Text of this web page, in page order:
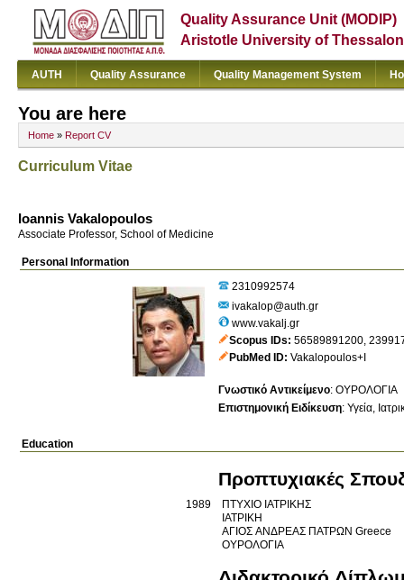
Quality Assurance Unit (MODIP)
Aristotle University of
AUTH Quality Assurance Quality Management System
You are here
Home » Report CV
Curriculum Vitae
Ioannis Vakalopoulos
Associate Professor, School of Medicine
Personal Information
2310992574
ivakalop@auth.gr
www.vakalj.gr
Scopus IDs 56589891200,
PubMed ID Vakalopoulos+I
Γνωστικό Αντικείμενο: ΟΥΡΟΛΟΓΙΑ
Επιστημονική Ειδίκευση: Υγεία
Education
Προπτυχιακές
1989
ΠΤΥΧΙΟ ΙΑΤΡΙΚΗΣ
ΙΑΤΡΙΚΗ
ΑΓΙΟΣ ΑΝΔΡΕΑΣ ΠΑΤΡΩΝ Greece
ΟΥΡΟΛΟΓΙΑ